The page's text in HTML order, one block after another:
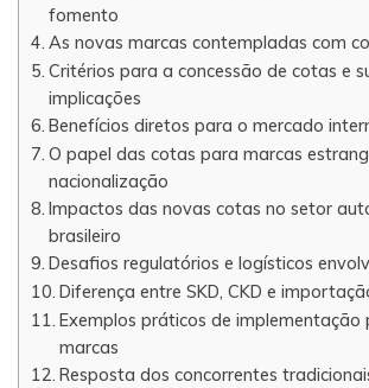
fomento
As novas marcas contempladas com
Critérios para a concessão de cotas e
implicações
Benefícios diretos para o mercado
O papel das cotas para marcas
nacionalização
Impactos das novas cotas no setor
brasileiro
Desafios regulatórios e logísticos
Diferença entre SKD, CKD e
Exemplos práticos de implementação
marcas
Resposta dos concorrentes